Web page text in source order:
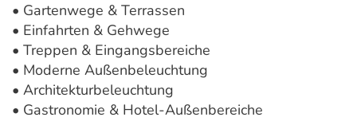
• Gartenwege & Terrassen
• Einfahrten & Gehwege
• Treppen & Eingangsbereiche
• Moderne Außenbeleuchtung
• Architekturbeleuchtung
• Gastronomie & Hotel-Außenbereiche